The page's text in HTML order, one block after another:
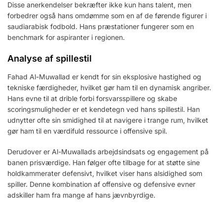
Disse anerkendelser bekræfter ikke kun hans talent, men
forbedrer også hans omdømme som en af de førende figurer i
saudiarabisk fodbold. Hans præstationer fungerer som en
benchmark for aspiranter i regionen.
Analyse af spillestil
Fahad Al-Muwallad er kendt for sin eksplosive hastighed og
tekniske færdigheder, hvilket gør ham til en dynamisk angriber.
Hans evne til at drible forbi forsvarsspillere og skabe
scoringsmuligheder er et kendetegn ved hans spillestil. Han
udnytter ofte sin smidighed til at navigere i trange rum, hvilket
gør ham til en værdifuld ressource i offensive spil.
Derudover er Al-Muwallads arbejdsindsats og engagement på
banen prisværdige. Han følger ofte tilbage for at støtte sine
holdkammerater defensivt, hvilket viser hans alsidighed som
spiller. Denne kombination af offensive og defensive evner
adskiller ham fra mange af hans jævnbyrdige.